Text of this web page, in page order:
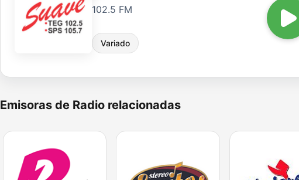
102.5 FM
Variado
Emisoras de Radio relacionadas